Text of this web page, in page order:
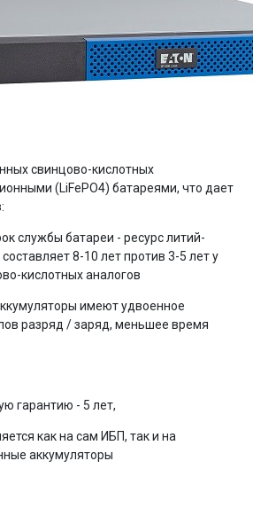
свинцово-кислотных
(LiFePO4) батареями, что дает
службы батареи - ресурс литий-
8-10 лет против 3-5 лет у
кислотных аналогов
имеют удвоенное
разряд / заряд, меньшее время
гарантию - 5 лет,
как на сам ИБП, так и на
аккумуляторы